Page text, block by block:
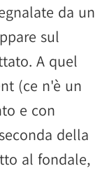
da un
sul
A quel
(ce n'è un
e con
della
al fondale,